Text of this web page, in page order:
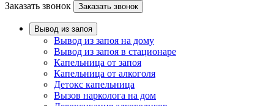
Заказать звонок Заказать звонок
Вывод из запоя
Вывод из запоя на дому
Вывод из запоя в стационаре
Капельница от запоя
Капельница от алкоголя
Детокс капельница
Вызов нарколога на дом